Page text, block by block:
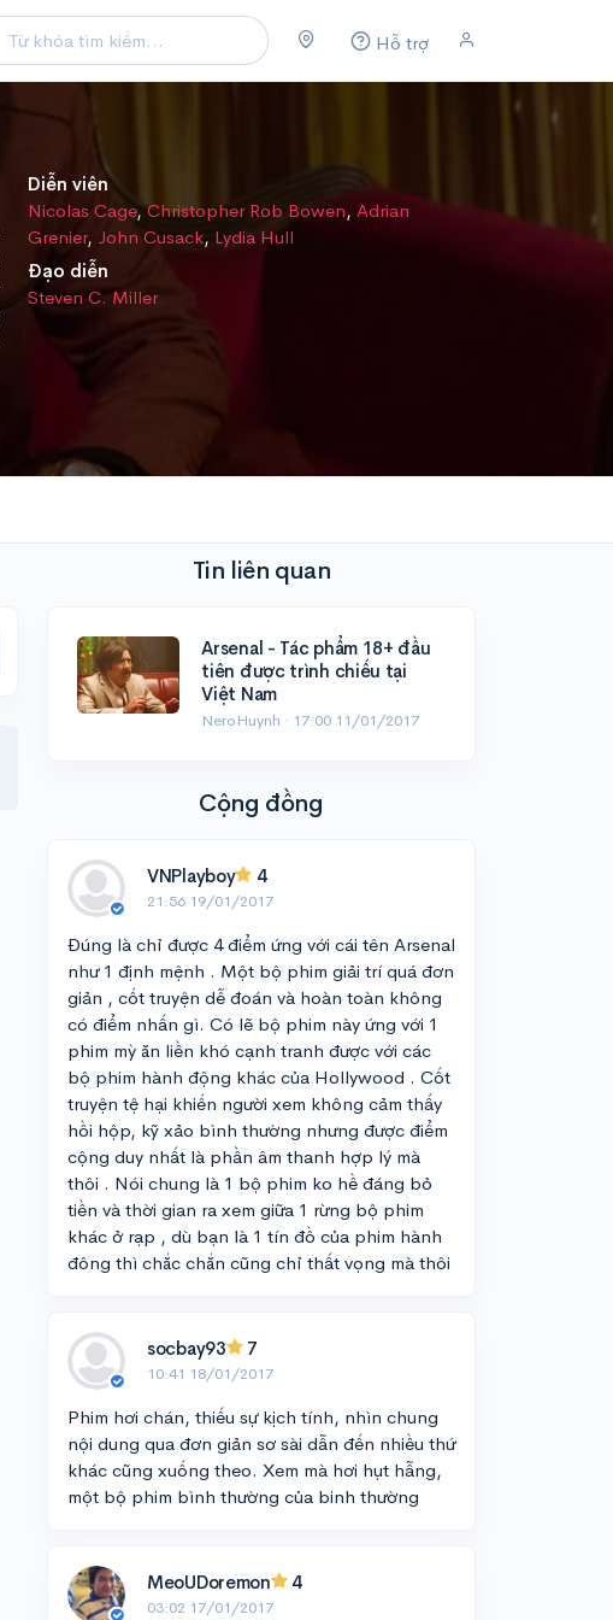
Hỗ trợ
Diễn viên
Nicolas Cage,Christopher Rob Bowen,Adrian
Grenier, John Cusack, Lydia Hull
Đạo diễn
Steven C. Miller
Tin liên quan
Arsenal - Tác phẩm 18+ đầu
tiên được trình chiếu tại
Việt Nam
NeroHuynh · 17:00 11/01/2017
Cộng đồng
VNPlayboy 4
21:56 19/01/2017
Đúng là chỉ được 4 điểm ứng với cái tên Arsenal
như 1 định mệnh . Một bộ phim giải trí quá đơn
giản , cốt truyện dễ đoán và hoàn toàn không
có điểm nhấn gì. Có lẽ bộ phim này ứng với 1
phim mỳ ăn liền khó cạnh tranh được với các
bộ phim hành động khác của Hollywood . Cốt
truyện tệ hại khiến người xem không cảm thấy
hồi hộp, kỹ xảo bình thường nhưng được điểm
cộng duy nhất là phần âm thanh hợp lý mà
thôi . Nói chung là 1 bộ phim ko hề đáng bỏ
tiền và thời gian ra xem giữa 1 rừng bộ phim
khác ở rạp , dù bạn là 1 tín đồ của phim hành
đông thì chắc chắn cũng chỉ thất vọng mà thôi
socbay93 7
10:41 18/01/2017
Phim hơi chán, thiếu sự kịch tính, nhìn chung
nội dung qua đơn giản sơ sài dẫn đến nhiều thứ
khác cũng xuống theo. Xem mà hơi hụt hẫng,
một bộ phim bình thường của binh thường
MeoUDoremon 4
03:02 17/01/2017